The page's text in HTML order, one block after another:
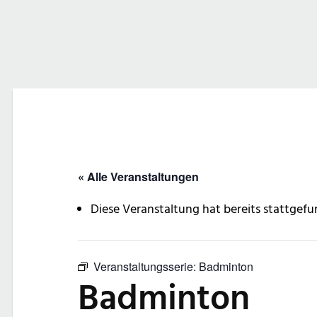
« Alle Veranstaltungen
Diese Veranstaltung hat bereits
Veranstaltungsserie: Badminton
Badminton